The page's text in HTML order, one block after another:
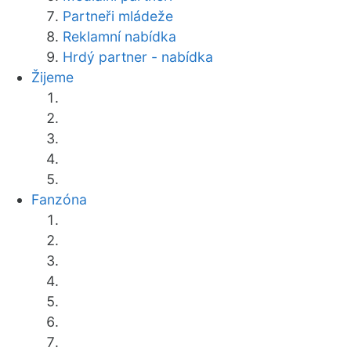
Partneři mládeže
Reklamní nabídka
Hrdý partner - nabídka
Žijeme
Fanzóna